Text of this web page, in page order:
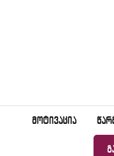
ᲛᲝᲢᲘᲕᲐᲪᲘᲐ